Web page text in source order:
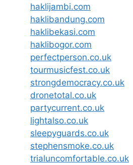
haklijambi.com
haklibandung.com
haklibekasi.com
haklibogor.com
perfectperson.co.uk
tourmusicfest.co.uk
strongdemocracy.co.uk
dronetotal.co.uk
partycurrent.co.uk
lightalso.co.uk
sleepyguards.co.uk
stephensmoke.co.uk
trialuncomfortable.co.uk